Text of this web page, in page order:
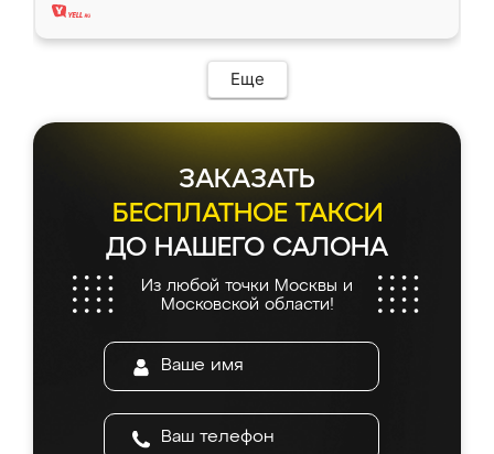
Еще
ЗАКАЗАТЬ
БЕСПЛАТНОЕ ТАКСИ
ДО НАШЕГО САЛОНА
Из любой точки Москвы и
Московской области!